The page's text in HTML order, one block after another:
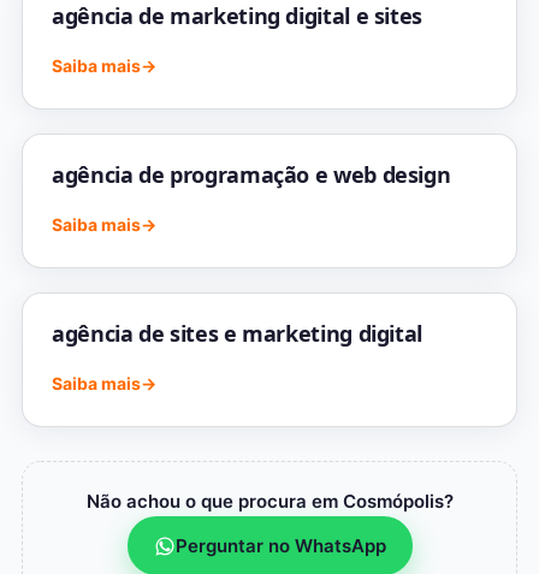
agência de marketing digital e sites
Saiba mais→
agência de programação e web design
Saiba mais→
agência de sites e marketing digital
Saiba mais→
Não achou o que procura em Cosmópolis?
Perguntar no WhatsApp